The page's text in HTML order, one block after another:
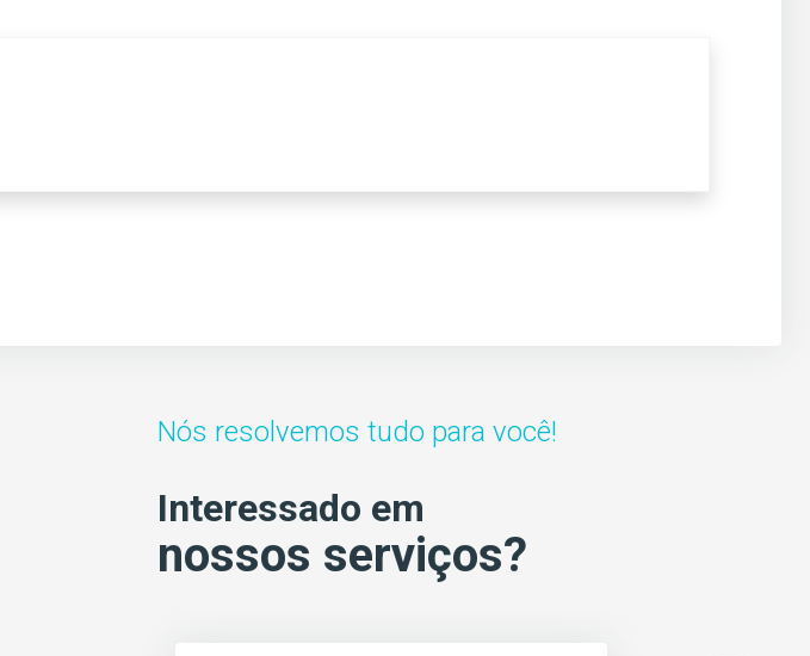
Nós resolvemos tudo para você!
Interessado em
nossos serviços?